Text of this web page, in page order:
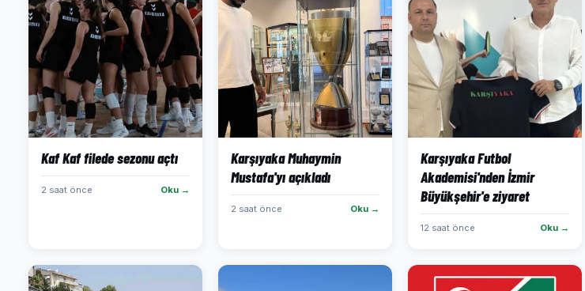
Kaf Kaf filede sezonu açtı
2 saat önce Oku →
Karşıyaka Muhaymin
Mustafa'yı açıkladı
2 saat önce Oku →
Karşıyaka Futbol
Akademisi'nden İzmir
Büyükşehir'e ziyaret
12 saat önce Oku →